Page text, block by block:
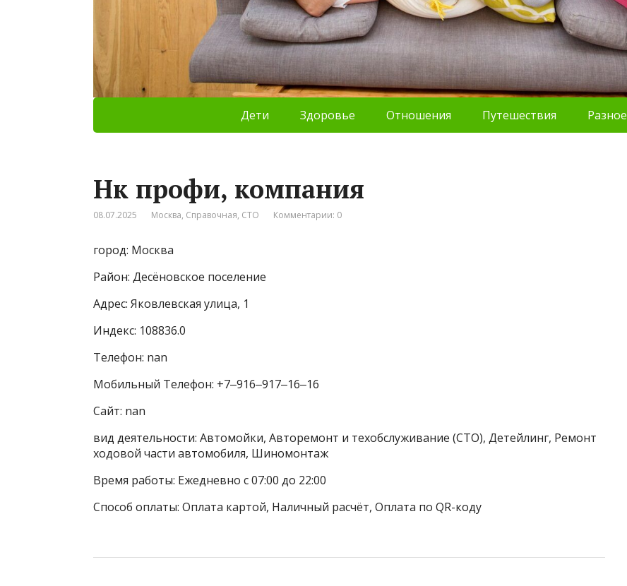
Дети Здоровье Отношения Путешествия Разное
Нк профи, компания
08.07.2025 Москва, Справочная, СТО Комментарии: 0
город: Москва
Район: Десёновское поселение
Адрес: Яковлевская улица, 1
Индекс: 108836.0
Телефон: nan
Мобильный Телефон: +7‒916‒917‒16‒16
Сайт: nan
вид деятельности: Автомойки, Авторемонт и техобслуживание (СТО), Детейлинг, Ремонт
ходовой части автомобиля, Шиномонтаж
Время работы: Ежедневно с 07:00 до 22:00
Способ оплаты: Оплата картой, Наличный расчёт, Оплата по QR-коду